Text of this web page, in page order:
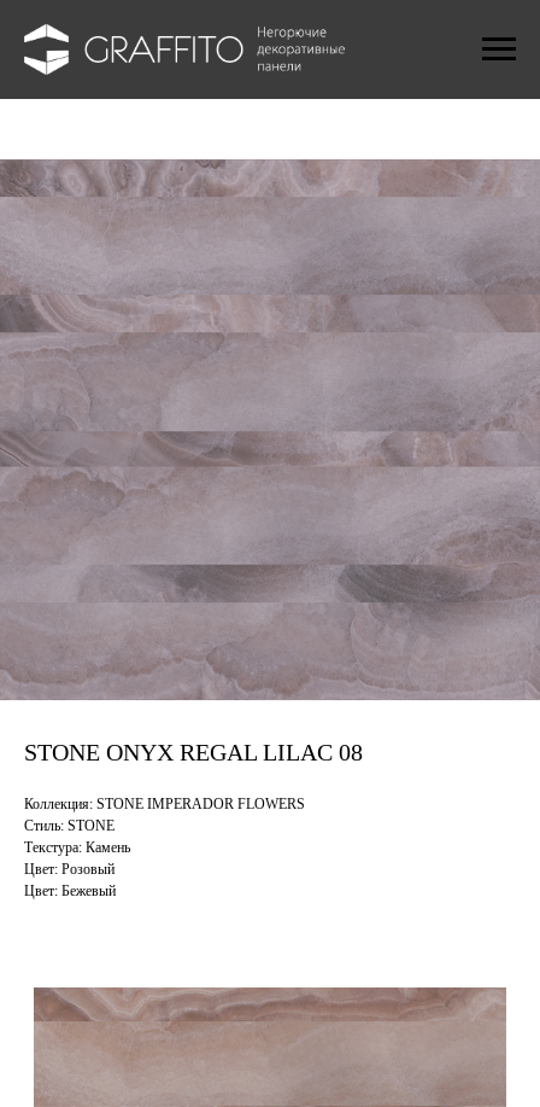
STONE ONYX REGAL LILAC 08
Коллекция: STONE IMPERADOR FLOWERS
Стиль: STONE
Текстура: Камень
Цвет: Розовый
Цвет: Бежевый